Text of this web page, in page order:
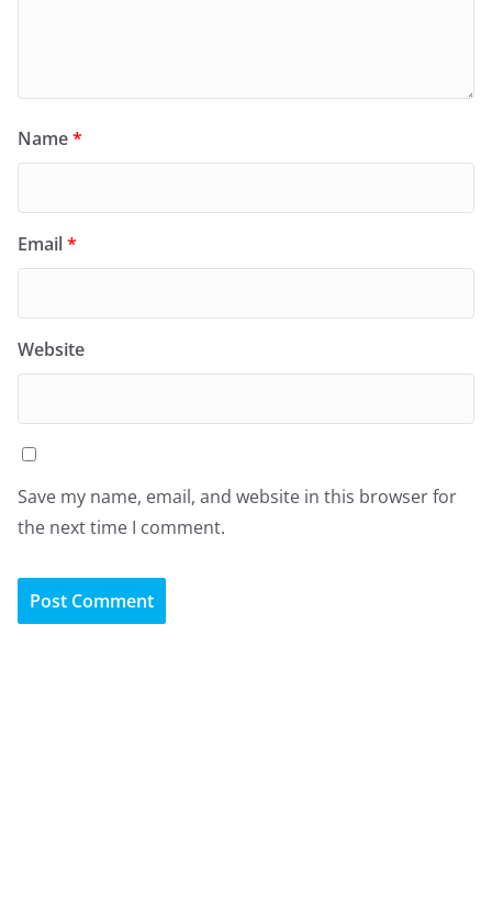
Name*
Email*
Website
Save my name, email, and website in this browser for
the next time I comment.